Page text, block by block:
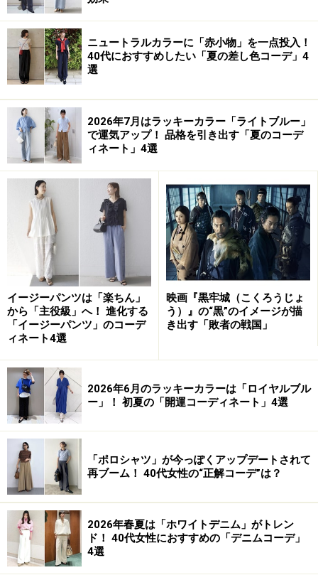
次回、ホームページ、ファッション、料理、広告、商
品、インテリア、仕事や勉強、スポーツの各分野でどの
ように使われているのか、ページを追加して詳しく解説
します。
赤 橙 黄 黄緑 緑 青緑 青 青紫 紫 赤紫 白 灰 黒
い。
ニュートラルカラーに「赤小物」を一点投入！
40代におすすめしたい「夏の差し色コーデ」4
選
2026年7月はラッキーカラー「ライトブルー」
で運気アップ！ 品格を引き出す「夏のコーデ
ィネート」4選
イージーパンツは「楽ちん」
から「主役級」へ！ 進化する
「イージーパンツ」のコーデ
ィネート4選
映画『黒牢城（こくろうじょ
う）』の“黒”のイメージが描
き出す「敗者の戦国」
2026年6月のラッキーカラーは「ロイヤルブル
ー」！ 初夏の「開運コーディネート」4選
「ポロシャツ」が今っぽくアップデートされて
再ブーム！ 40代女性の“正解コーデ”は？
2026年春夏は「ホワイトデニム」がトレン
ド！ 40代女性におすすめの「デニムコーデ」
4選